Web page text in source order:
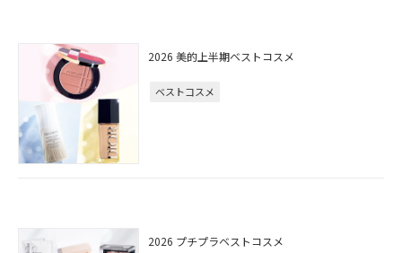
2026 美的上半期ベストコスメ
ベストコスメ
2026 プチプラベストコスメ